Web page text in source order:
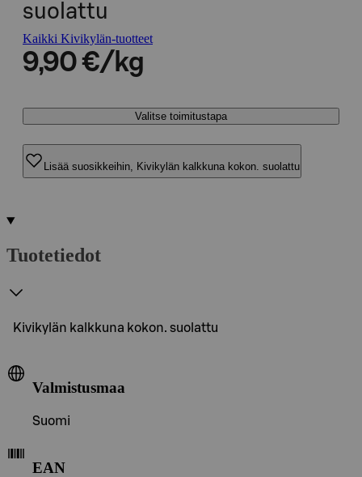
suolattu
Kaikki Kivikylän-tuotteet
9,90 €/kg
Valitse toimitustapa
Lisää suosikkeihin, Kivikylän kalkkuna kokon. suolattu
Tuotetiedot
Kivikylän kalkkuna kokon. suolattu
Valmistusmaa
Suomi
EAN